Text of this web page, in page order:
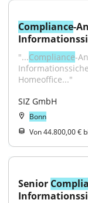
Compliance-
"...Compliance-
Homeoffice..."
SIZ GmbH
Bonn
Von 44.800,00 €
Senior